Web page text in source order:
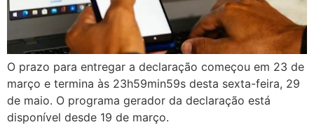
O prazo para entregar a declaração começou em 23 de
março e termina às 23h59min59s desta sexta-feira, 29
de maio. O programa gerador da declaração está
disponível desde 19 de março.